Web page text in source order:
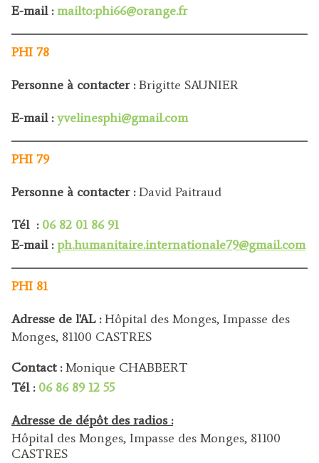
E-mail :mailto:phi66@orange.fr
PHI 78
Personne à contacter :Brigitte SAUNIER
E-mail :yvelinesphi@gmail.com
PHI 79
Personne à contacter :David Paitraud
Tél : 06 82 01 86 91
E-mail :ph.humanitaire.internationale79@gmail.com
PHI 81
Adresse de l'AL :Hôpital des Monges, Impasse des
Monges, 81100 CASTRES
Contact :Monique CHABBERT
Tél : 06 86 89 12 55
Adresse de dépôt des radios :
Hôpital des Monges, Impasse des Monges, 81100
CASTRES